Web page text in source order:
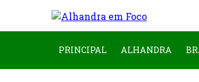
PRINCIPAL ALHANDRA